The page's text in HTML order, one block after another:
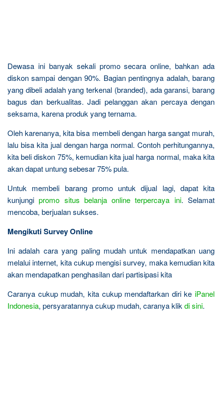
Dewasa ini banyak sekali promo secara online, bahkan ada
diskon sampai dengan 90%. Bagian pentingnya adalah, barang
yang dibeli adalah yang terkenal (branded), ada garansi, barang
bagus dan berkualitas. Jadi pelanggan akan percaya dengan
seksama, karena produk yang ternama.
Oleh karenanya, kita bisa membeli dengan harga sangat murah,
lalu bisa kita jual dengan harga normal. Contoh perhitungannya,
kita beli diskon 75%, kemudian kita jual harga normal, maka kita
akan dapat untung sebesar 75% pula.
Untuk membeli barang promo untuk dijual lagi, dapat kita
kunjungipromo situs belanja online terpercaya ini. Selamat
mencoba, berjualan sukses.
Mengikuti Survey Online
Ini adalah cara yang paling mudah untuk mendapatkan uang
melalui internet, kita cukup mengisi survey, maka kemudian kita
akan mendapatkan penghasilan dari partisipasi kita
Caranya cukup mudah, kita cukup mendaftarkan diri ke iPanel
Indonesia, persyaratannya cukup mudah, caranya klik di sini.